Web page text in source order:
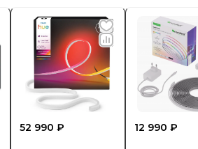
52 990 ₽ 12 990 ₽